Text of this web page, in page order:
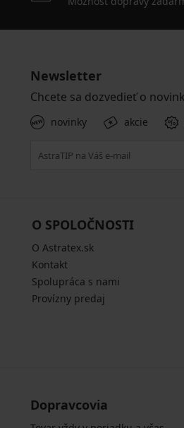
Newsletter
Chcete sa dozvedieť o
novinky akcie
O SPOLOČNOSTI
O Astratex.sk
Kontakt
Spolupráca s nami
Provízny predaj
Dopravcovia